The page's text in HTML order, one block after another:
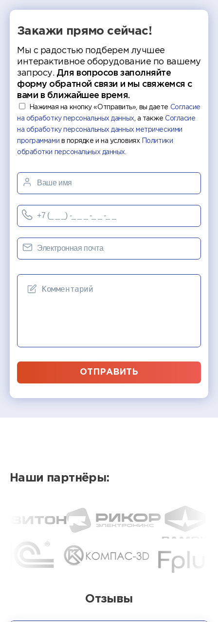
Закажи прямо сейчас!
Мы с радостью подберем лучшее
интерактивное оборудование по вашему
запросу. Для вопросов заполняйте
форму обратной связи и мы свяжемся с
вами в ближайшее время.
Нажимая на кнопку «Отправить», вы даете Согласие
на обработку персональных данных , а такжеСогласие
на обработку персональных данных метрическими
программами в порядке и на условиях
Политики
обработки персональных данных
ОТПРАВИТЬ
Наши партнёры:
Отзывы